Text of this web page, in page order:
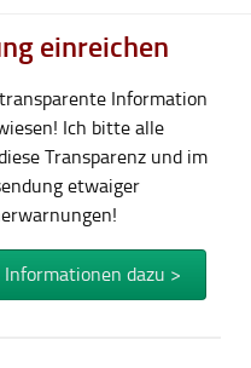
einreichen
Information
Ich bitte alle
Transparenz und im
etwaiger
Informationen dazu >